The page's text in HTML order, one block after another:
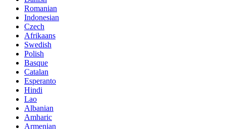
Romanian
Indonesian
Czech
Afrikaans
Swedish
Polish
Basque
Catalan
Esperanto
Hindi
Lao
Albanian
Amharic
Armenian